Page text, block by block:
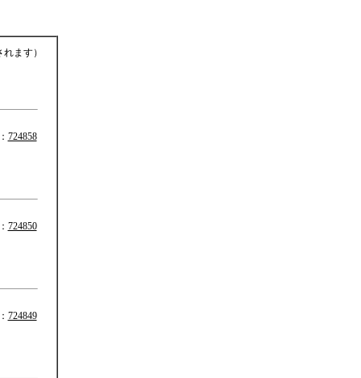
ます）
724858
724850
724849